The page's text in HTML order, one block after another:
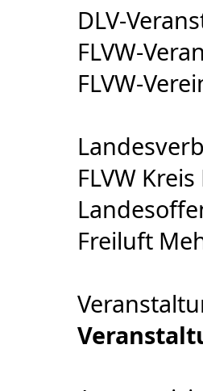
DLV-
FLVW-
FLVW-
FLVW
Freiluft